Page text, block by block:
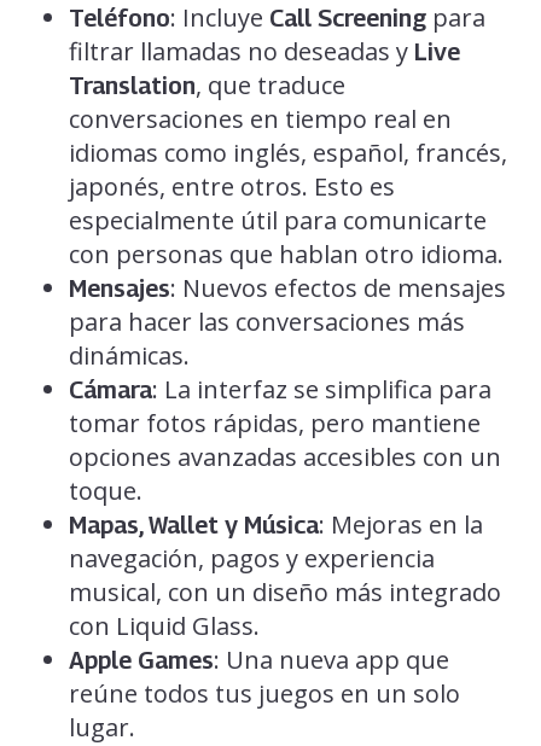
Teléfono: Incluye Call Screeningpara
filtrar llamadas no deseadas y Live
Translation, que traduce
conversaciones en tiempo real en
idiomas como inglés, español, francés,
japonés, entre otros. Esto es
especialmente útil para comunicarte
con personas que hablan otro idioma.
Mensajes: Nuevos efectos de mensajes
para hacer las conversaciones más
dinámicas.
Cámara: La interfaz se simplifica para
tomar fotos rápidas, pero mantiene
opciones avanzadas accesibles con un
toque.
Mapas, Wallet y Música: Mejoras en la
navegación, pagos y experiencia
musical, con un diseño más integrado
con Liquid Glass.
Apple Games: Una nueva app que
reúne todos tus juegos en un solo
lugar.